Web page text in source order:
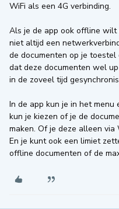
WiFi als een 4G verbinding.
Als je de app ook offline wilt
niet altijd een
de documenten op je
dat deze documenten wel
in de zoveel tijd
In de app kun je in het
kun je kiezen of je de
maken. Of je deze alleen
En je kunt ook een limiet
offline documenten of de